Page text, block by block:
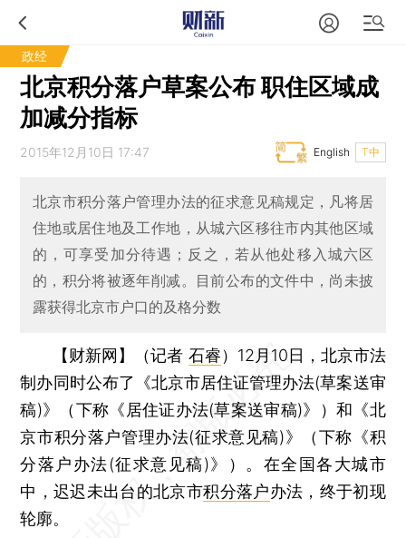
政经
北京积分落户草案公布 职住区域成
加减分指标
2015年12月10日 17:47 T中
English
北京市积分落户管理办法的征求意见稿规定，凡将居
住地或居住地及工作地，从城六区移往市内其他区域
的，可享受加分待遇；反之，若从他处移入城六区
的，积分将被逐年削减。目前公布的文件中，尚未披
露获得北京市户口的及格分数
【财新网】（记者 石睿） 12月10日，北京市法
制办同时公布了《北京市居住证管理办法(草案送审
稿)》（下称《居住证办法(草案送审稿)》）和《北
京市积分落户管理办法(征求意见稿)》（下称《积
分落户办法(征求意见稿)》）。在全国各大城市
中，迟迟未出台的北京市积分落户办法，终于初现
轮廓。